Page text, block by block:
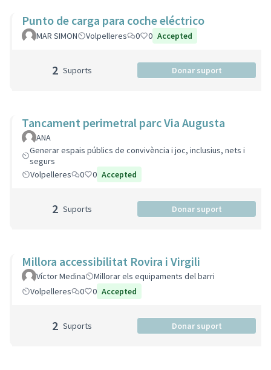
Punto de carga para coche eléctrico
MAR SIMON Volpelleres 0 0 Accepted
2 Suports Donar suport
Tancament perimetral parc Via Augusta
ANA
Generar espais públics de convivència i joc, inclusius, nets i
segurs
Volpelleres
0 0 Accepted
2 Suports Donar suport
Millora accessibilitat Rovira i Virgili
Víctor Medina
Millorar els equipaments del barri
Volpelleres
0 0 Accepted
2 Suports Donar suport